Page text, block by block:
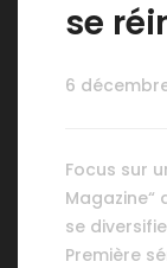
se
6
Focus sur
Magazine“
se
Première